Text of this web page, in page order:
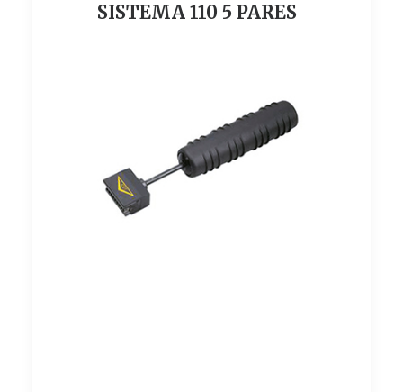
SISTEMA 110 5 PARES